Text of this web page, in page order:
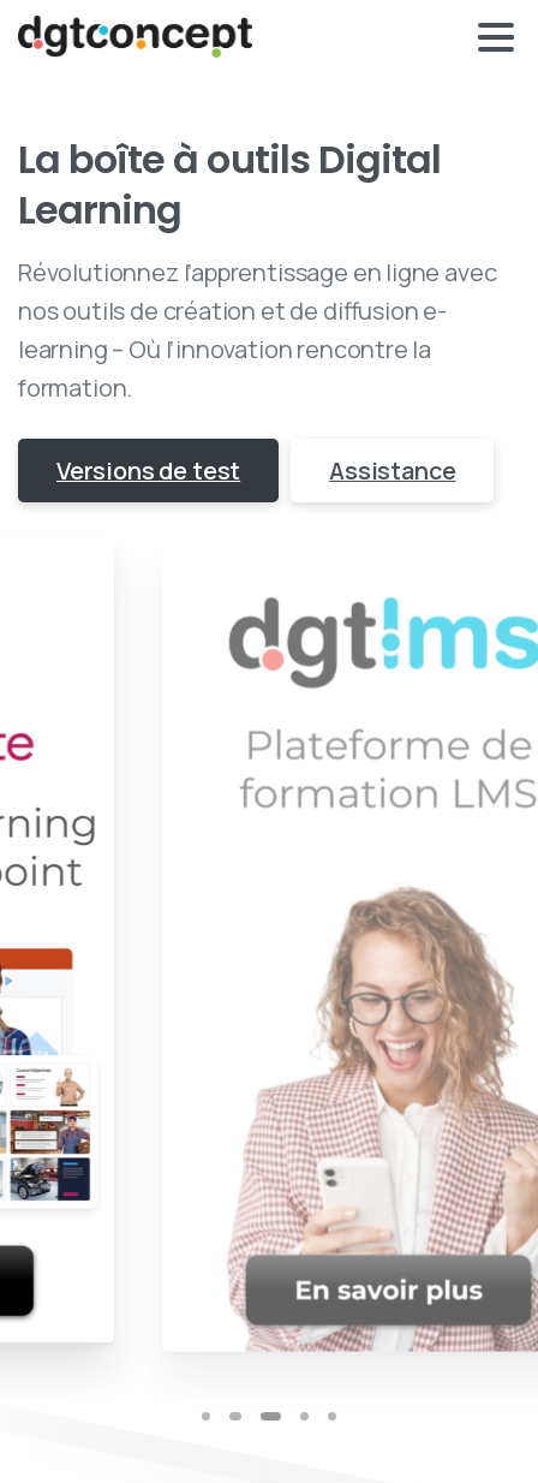
La boîteà outils Digital
Learning
Révolutionnez l’apprentissage en ligne avec
nos outils de création et de diffusion e-
learning – Où l’innovation rencontre la
formation.
Versions de test Assistance